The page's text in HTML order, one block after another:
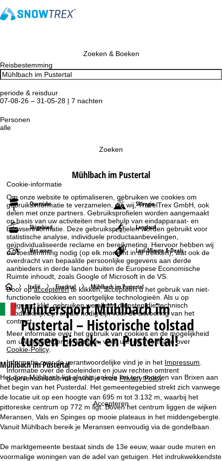
Cookie-informatie
Om onze website te optimaliseren, gebruiken we cookies om
gebruiksinformatie te verzamelen, die wij, TravelTrex GmbH, ook
delen met onze partners. Gebruiksprofielen worden aangemaakt
op basis van uw activiteiten met behulp van eindapparaat- en
browserinformatie. Deze gebruiksprofielen worden gebruikt voor
statistische analyse, individuele productaanbevelingen,
geïndividualiseerde reclame en bereikmeting. Hiervoor hebben wij
uw toestemming nodig (op elk moment in te trekken), wat ook de
overdracht van bepaalde persoonlijke gegevens aan derde
aanbieders in derde landen buiten de Europese Economische
Ruimte inhoudt, zoals Google of Microsoft in de VS.
Door opaccepterente klikken, accepteert u het gebruik van niet-
functionele cookies en soortgelijke technologieën. Als u op
weigerenklikt, gebruiken we alleen diensten die technisch
noodzakelijk zijn en die nodig zijn voor de uitvoering van het
contract.
Meer informatie over het gebruik van cookies en de mogelijkheid
om uw instellingen te wijzigen, vindt u in de informatie over
Cookie-Policy
Informatie over de verantwoordelijke vind je in het Impressum
Informatie over de doeleinden en jouw rechten omtrent
gegevensbescherming vind je onze Privacy Policy.
Accepteren
Zoeken & Boeken
Reisbestemming
periode & reisduur
07-08-26 – 31-05-28 | 7 nachten
Personen
alle
Zoeken
Mühlbach im Pustertal
Overzicht Skiregio
Skigebied Langlauf
Het weer Last-Minute & Deals
S
t
r
t
p
a
g
i
Italië Eisacktal Mühlbach im Pustertal
WintersportMühlbach im
Pustertal – Historische tolstad
tussen Eisack- en Pustertal!
Mühlbach im Pustertal
Het dorp Mühlbach ligt slechts enkele km ten noorden van Brixen aan
het begin van het Pusterdal. Het gemeentegebied strekt zich vanwege
de locatie uit op een hoogte van 695 m tot 3.132 m, waarbij het
pittoreske centrum op 772 m ligt. Boven het centrum liggen de wijken
Meransen, Vals en Spinges op mooie plateaus in het middengebergte.
Vanuit Mühlbach bereik je Meransen eenvoudig via de gondelbaan.
De marktgemeente bestaat sinds de 13e eeuw, waar oude muren en
voormalige woningen van de adel van getuigen. Het indrukwekkendste